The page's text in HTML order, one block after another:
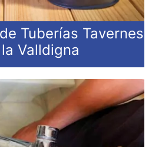
Tuberías Tavernes
Valldigna